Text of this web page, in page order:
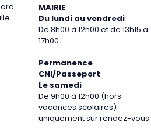
MAIRIE
Du lundi au vendredi
De 8h00 à 12h00 et de 13h15 à
17h00
Permanence
CNI/Passeport
Le samedi
De 9h00 à 12h00 (hors
vacances scolaires)
uniquement sur rendez-vous